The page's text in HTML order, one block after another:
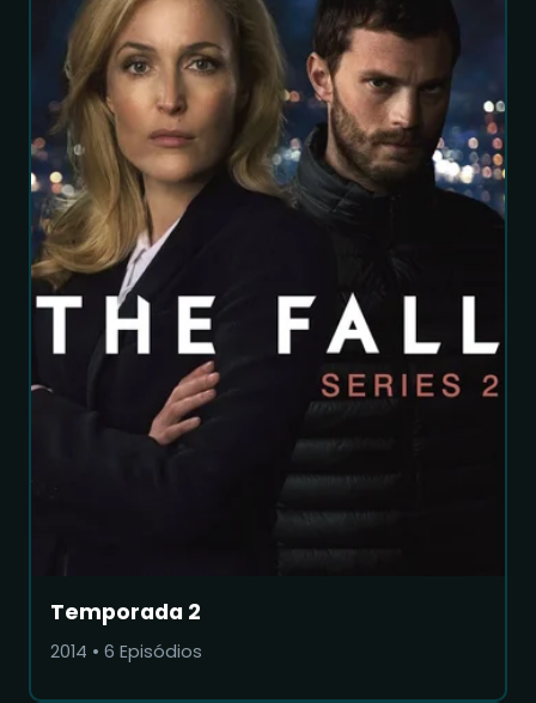
Temporada 2
2014 • 6 Episódios